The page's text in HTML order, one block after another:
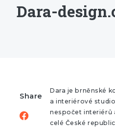
Dara-
Share
Dara je brněnské
a interiérové
nespočet interiérů
celé České